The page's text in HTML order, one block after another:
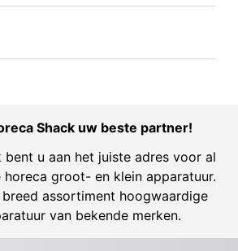
Shack uw beste partner!
bent u aan het juiste adres voor al
horeca groot- en klein apparatuur.
assortiment hoogwaardige
van bekende merken.